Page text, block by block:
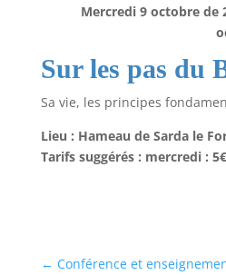
Mercredi 9 octobre de
Sur les pas du
Sa vie, les principes
Lieu : Hameau de Sarda le
Tarifs suggérés : mercredi :
← Conférence et